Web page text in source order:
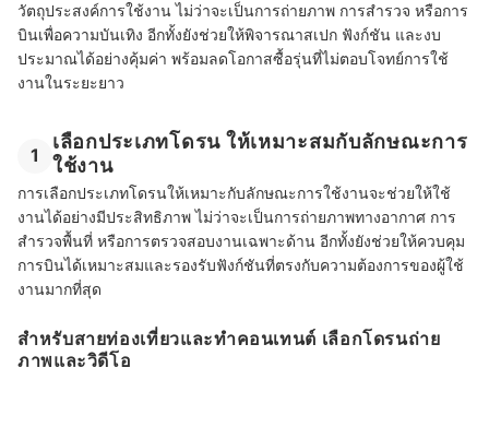
วัตถุประสงค์การใช้งาน ไม่ว่าจะเป็นการถ่ายภาพ การสำรวจ หรือการ
บินเพื่อความบันเทิง อีกทั้งยังช่วยให้พิจารณาสเปก ฟังก์ชัน และงบ
ประมาณได้อย่างคุ้มค่า พร้อมลดโอกาสซื้อรุ่นที่ไม่ตอบโจทย์การใช้
งานในระยะยาว
1
เลือกประเภทโดรน ให้เหมาะสมกับลักษณะการ
ใช้งาน
การเลือกประเภทโดรนให้เหมาะกับลักษณะการใช้งานจะช่วยให้ใช้
งานได้อย่างมีประสิทธิภาพ ไม่ว่าจะเป็นการถ่ายภาพทางอากาศ การ
สำรวจพื้นที่ หรือการตรวจสอบงานเฉพาะด้าน อีกทั้งยังช่วยให้ควบคุม
การบินได้เหมาะสมและรองรับฟังก์ชันที่ตรงกับความต้องการของผู้ใช้
งานมากที่สุด
สำหรับสายท่องเที่ยวและทำคอนเทนต์ เลือกโดรนถ่าย
ภาพและวิดีโอ